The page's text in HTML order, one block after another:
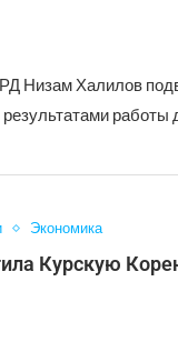
Низам Халилов
работы
Экономика
Курскую